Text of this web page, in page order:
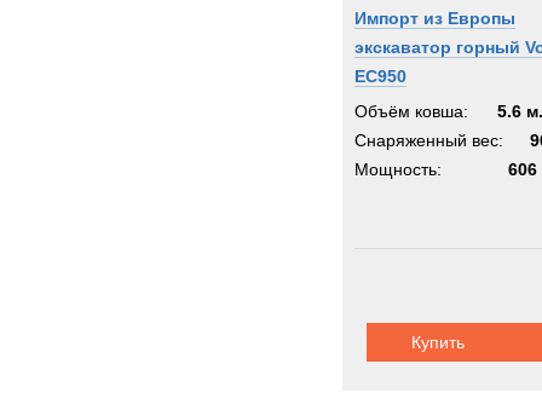
Импорт из Европы
экскаватор горный
EC950
Объём ковша:
5.6
Снаряженный вес:
Мощность:
606
Купить